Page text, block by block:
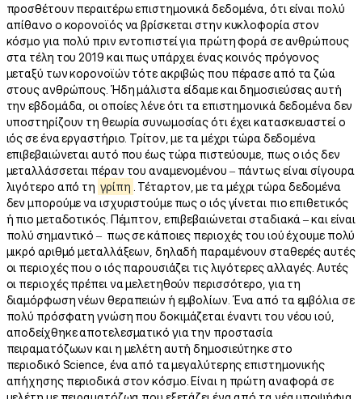
προσθέτουν περαιτέρω επιστημονικά δεδομένα, ότι είναι πολύ
απίθανο ο κορονοϊός να βρίσκεται στην κυκλοφορία στον
κόσμο για πολύ πριν εντοπιστεί για πρώτη φορά σε ανθρώπους
στα τέλη του 2019 και πως υπάρχει ένας κοινός πρόγονος
μεταξύ των κορονοϊών τότε ακριβώς που πέρασε από τα ζώα
στους ανθρώπους. Ήδη μάλιστα είδαμε και δημοσιεύσεις αυτή
την εβδομάδα, οι οποίες λένε ότι τα επιστημονικά δεδομένα δεν
υποστηρίζουν τη θεωρία συνωμοσίας ότι έχει κατασκευαστεί ο
ιός σε ένα εργαστήριο. Τρίτον, με τα μέχρι τώρα δεδομένα
επιβεβαιώνεται αυτό που έως τώρα πιστεύουμε, πως ο ιός δεν
μεταλλάσσεται πέραν του αναμενομένου – πάντως είναι σίγουρα
λιγότερο από τη γρίπη
. Τέταρτον, με τα μέχρι τώρα δεδομένα
δεν μπορούμε να ισχυριστούμε πως ο ιός γίνεται πιο επιθετικός
ή πιο μεταδοτικός. Πέμπτον, επιβεβαιώνεται σταδιακά – και είναι
πολύ σημαντικό – πως σε κάποιες περιοχές του ιού έχουμε πολύ
μικρό αριθμό μεταλλάξεων, δηλαδή παραμένουν σταθερές αυτές
οι περιοχές που ο ιός παρουσιάζει τις λιγότερες αλλαγές. Αυτές
οι περιοχές πρέπει να μελετηθούν περισσότερο, για τη
διαμόρφωση νέων θεραπειών ή εμβολίων. Ένα από τα εμβόλια σε
πολύ πρόσφατη γνώση που δοκιμάζεται έναντι του νέου ιού,
αποδείχθηκε αποτελεσματικό για την προστασία
πειραματόζωων και η μελέτη αυτή δημοσιεύτηκε στο
περιοδικό Science, ένα από τα μεγαλύτερης επιστημονικής
απήχησης περιοδικά στον κόσμο. Είναι η πρώτη αναφορά σε